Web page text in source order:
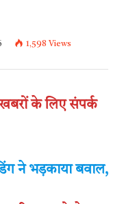
1,598 Views
के लिए संपर्क
ने भड़काया बवाल,